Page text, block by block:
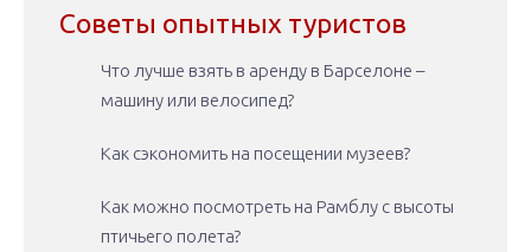
Советы опытных туристов
Что лучше взять в аренду в Барселоне –
машину или велосипед?
Как сэкономить на посещении музеев?
Как можно посмотреть на Рамблу с высоты
птичьего полета?